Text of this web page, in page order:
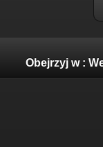
Obejrzyj w :